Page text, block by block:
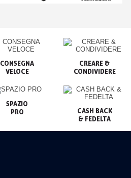
CONSEGNA
VELOCE
CREARE &
CONDIVIDERE
SPAZIO
PRO
CASH BACK
& FEDELTA